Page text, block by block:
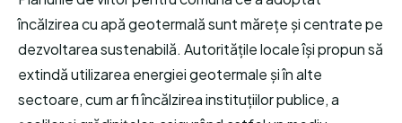
încălzirea cu apă geotermală sunt mărețe și centrate pe
dezvoltarea sustenabilă. Autoritățile locale își propun să
extindă utilizarea energiei geotermale și în alte
sectoare, cum ar fi încălzirea instituțiilor publice, a